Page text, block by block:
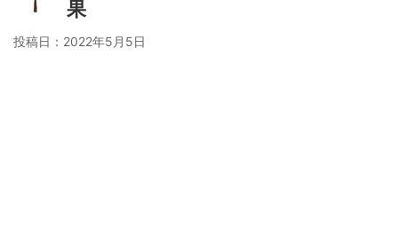
果
投稿日： 2022年5月5日